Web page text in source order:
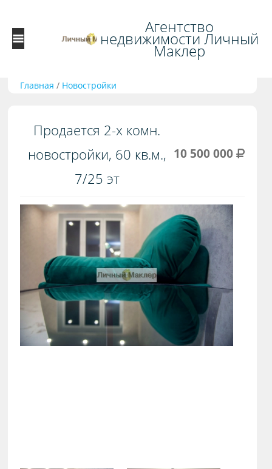
Агентство
недвижимости Личный
Маклер
Главная / Новостройки
Продается 2-х комн.
новостройки, 60 кв.м.,
7/25 эт
10 500 000